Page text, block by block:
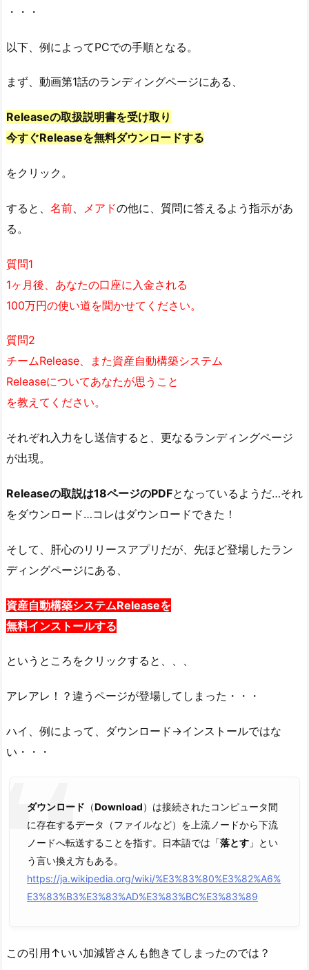
・・・
以下、例によってPCでの手順となる。
まず、動画第1話のランディングページにある、
Releaseの取扱説明書を受け取り
今すぐReleaseを無料ダウンロードする
をクリック。
すると、 名前 メアドの他に、質問に答えるよう指示があ
る。
質問1
1ヶ月後、あなたの口座に入金される
100万円の使い道を聞かせてください。
質問2
チームRelease、また資産自動構築システム
Releaseについてあなたが思うこと
を教えてください。
それぞれ入力をし送信すると、更なるランディングページ
が出現。
Releaseの取説は18ページのPDFとなっているようだ…それ
をダウンロード…コレはダウンロードできた！
そして、肝心のリリースアプリだが、先ほど登場したラン
ディングページにある、
資産自動構築システムReleaseを
無料インストールする
というところをクリックすると、、、
アレアレ！？違うページが登場してしまった・・・
ハイ、例によって、ダウンロード→インストールではな
い・・・
ダウンロード （Download）は接続されたコンピュータ間
に存在するデータ（ファイルなど）を上流ノードから下流
ノードへ転送することを指す。日本語では「落とす 」とい
う言い換え方もある。
https://ja.wikipedia.org/wiki/%E3%83%80%E3%82%A6%
E3%83%B3%E3%83%AD%E3%83%BC%E3%83%89
この引用↑いい加減皆さんも飽きてしまったのでは？